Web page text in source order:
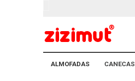
ALMOFADAS CANECAS